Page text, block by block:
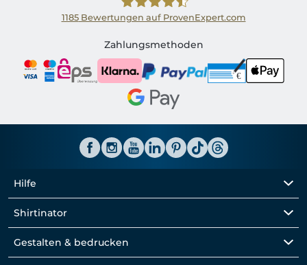
Shirtinator AT
1185Bewertungen auf ProvenExpert.com
Zahlungsmethoden
Hilfe
Shirtinator
Gestalten & bedrucken